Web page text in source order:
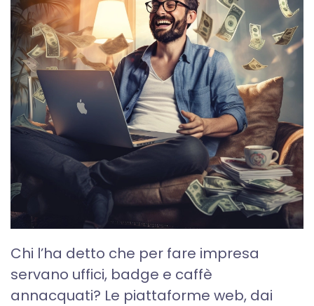
Chi l’ha detto che per fare impresa
servano uffici, badge e caffè
annacquati? Le piattaforme web, dai